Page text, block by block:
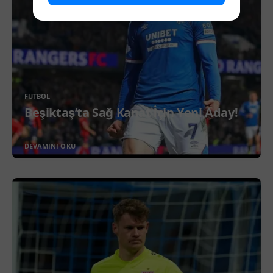
FUTBOL
Beşiktaş’ta Sağ Kanat İçin Yeni Aday!
DEVAMINI OKU